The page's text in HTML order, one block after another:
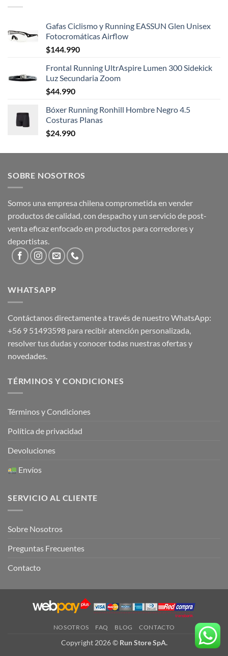
Gafas Ciclismo y Running EASSUN Glen Unisex
Fotocromáticas Airflow
$144.990
Frontal Running UltrAspire Lumen 300 Sidekick
Luz Secundaria Zoom
$44.990
Bóxer Running Ronhill Hombre Negro 4.5
Costuras Planas
$24.990
SOBRE NOSOTROS
Somos una empresa chilena comprometida en vender
productos de calidad, con despacho y un servicio de post-
venta eficaz enfocado en productos para corredores y
deportistas.
WHATSAPP
Contáctanos directamente a través de nuestro WhatsApp:
+56 9 51493598 para recibir atención personalizada,
resolver tus dudas y conocer todas nuestras ofertas y
novedades.
TÉRMINOS Y CONDICIONES
Términos y Condiciones
Política de privacidad
Devoluciones
Envíos
SERVICIO AL CLIENTE
Sobre Nosotros
Preguntas Frecuentes
Contacto
NOSOTROS FAQ BLOG CONTACTO
Copyright 2026 © Run Store SpA.